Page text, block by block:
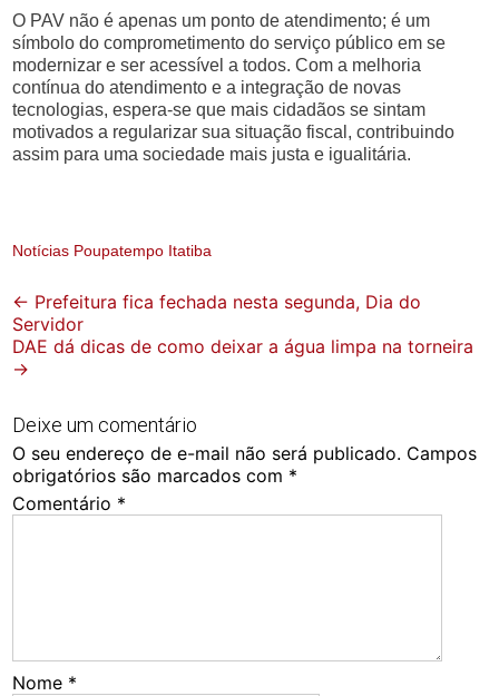
O PAV não é apenas um ponto de atendimento; é um
símbolo do comprometimento do serviço público em se
modernizar e ser acessível a todos. Com a melhoria
contínua do atendimento e a integração de novas
tecnologias, espera-se que mais cidadãos se sintam
motivados a regularizar sua situação fiscal, contribuindo
assim para uma sociedade mais justa e igualitária.
Notícias Poupatempo Itatiba
Post
navigation
← Prefeitura fica fechada nesta segunda, Dia do
Servidor
DAE dá dicas de como deixar a água limpa na torneira
→
Deixe um comentário
O seu endereço de e-mail não será publicado. Campos
obrigatórios são marcados com *
Comentário *
Nome *